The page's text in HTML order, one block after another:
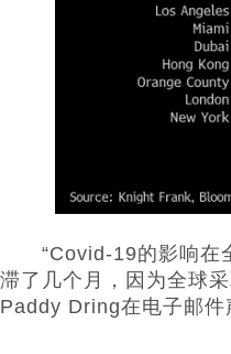
“Covid-19的影响在全
滞了几个月，因为全球
Paddy Dring在电子邮件